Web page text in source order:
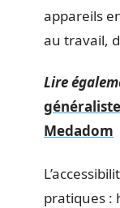
appareils
au travail,
Lire
Medadom
pratiques :